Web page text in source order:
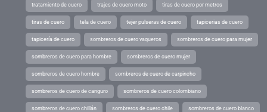
tratamiento de cuero trajes de cuero moto tiras de cuero por metros
tiras de cuero tela de cuero tejer pulseras de cuero tapicerias de cuero
tapicería de cuero sombreros de cuero vaqueros sombreros de cuero para mujer
sombreros de cuero para hombre sombreros de cuero mujer
sombreros de cuero hombre sombreros de cuero de carpincho
sombreros de cuero de canguro sombreros de cuero colombiano
sombreros de cuero chillán sombreros de cuero chile sombreros de cuero blanco